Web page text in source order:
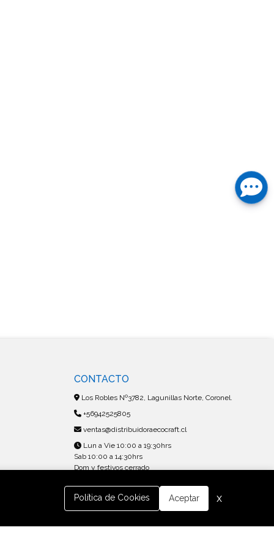
CONTACTO
Los Robles Nº3782, Lagunillas Norte, Coronel.
+56942525805
ventas@distribuidoraecocraft.cl
Lun a Vie 10:00 a 19:30hrs
Sab 10:00 a 14:30hrs
Dom y festivos cerrado
Política de Cookies Aceptar x